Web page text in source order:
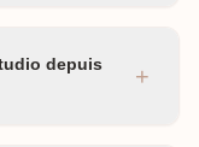
depuis
+